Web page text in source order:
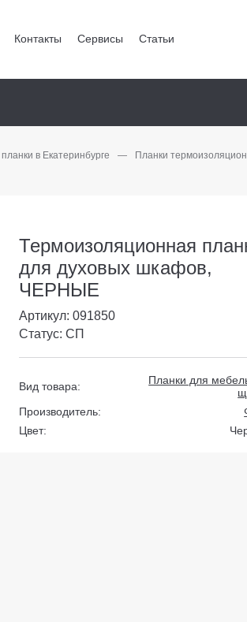
Контакты Сервисы Статьи
в Екатеринбурге — Планки
Термоизоляционная
для духовых шкафов,
ЧЕРНЫЕ
Артикул: 091850
Статус: СП
Вид товара:
Планки для
Производитель:
Цвет: